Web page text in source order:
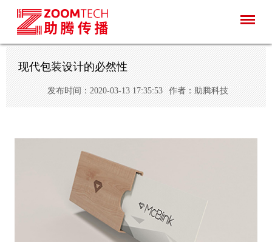
现代包装设计的必然性
发布时间：2020-03-13 17:35:53 作者：助腾科技